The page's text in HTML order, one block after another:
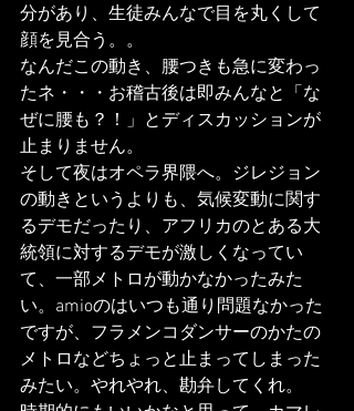
分があり、生徒みんなで目を丸くして
顔を見合う。。
なんだこの動き、腰つきも急に変わっ
たネ・・・お稽古後は即みんなと「な
ぜに腰も？！」とディスカッションが
止まりません。
そして夜はオペラ界隈へ。ジレジョン
の動きというよりも、気候変動に関す
るデモだったり、アフリカのとある大
統領に対するデモが激しくなってい
て、一部メトロが動かなかったみた
い。amioのはいつも通り問題なかった
ですが、フラメンコダンサーのかたの
メトロなどちょっと止まってしまった
みたい。やれやれ、勘弁してくれ。